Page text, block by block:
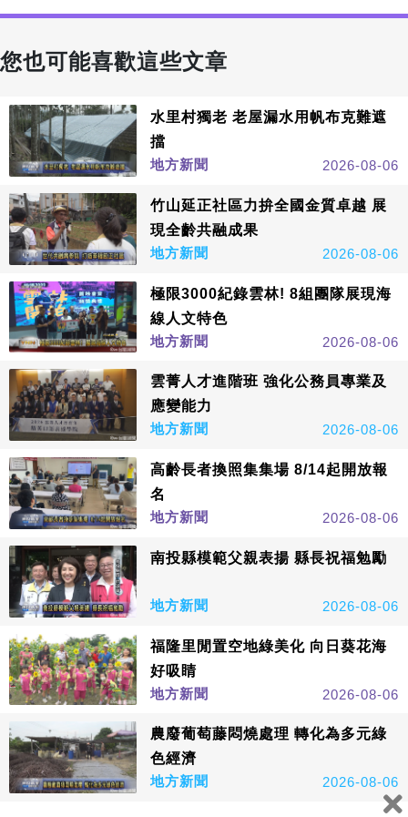
您也可能喜歡這些文章
水里村獨老 老屋漏水用帆布克難遮
擋
地方新聞
2026-08-06
竹山延正社區力拚全國金質卓越 展
現全齡共融成果
地方新聞
2026-08-06
極限3000紀錄雲林! 8組團隊展現海
線人文特色
地方新聞
2026-08-06
雲菁人才進階班 強化公務員專業及
應變能力
地方新聞
2026-08-06
高齡長者換照集集場 8/14起開放報
名
地方新聞
2026-08-06
南投縣模範父親表揚 縣長祝福勉勵
地方新聞 2026-08-06
福隆里閒置空地綠美化 向日葵花海
好吸睛
地方新聞
2026-08-06
農廢葡萄藤悶燒處理 轉化為多元綠
色經濟
地方新聞
2026-08-06